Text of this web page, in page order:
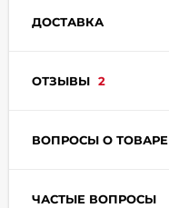
ДОСТАВКА
ОТЗЫВЫ 2
ВОПРОСЫ О ТОВАРЕ
ЧАСТЫЕ ВОПРОСЫ